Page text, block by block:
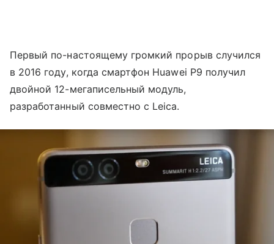
Первый по-настоящему громкий прорыв случился
в 2016 году, когда смартфон Huawei P9 получил
двойной 12-мегаписельный модуль,
разработанный совместно с Leica.